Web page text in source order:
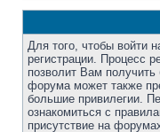
Для того, чтобы войти
регистрации. Процесс
позволит Вам
форума может также
большие привилегии.
ознакомиться с
присутствие на